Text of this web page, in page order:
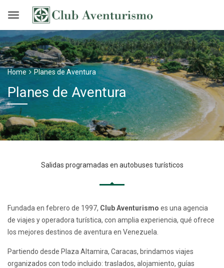
Home Planes de Aventura
Planes de Aventura
Salidas programadas en autobuses turísticos
Fundada en febrero de 1997, Club Aventurismo es una agencia
de viajes y operadora turística, con amplia experiencia, qué ofrece
los mejores destinos de aventura en Venezuela.
Partiendo desde Plaza Altamira, Caracas, brindamos viajes
organizados con todo incluido: traslados, alojamiento, guías